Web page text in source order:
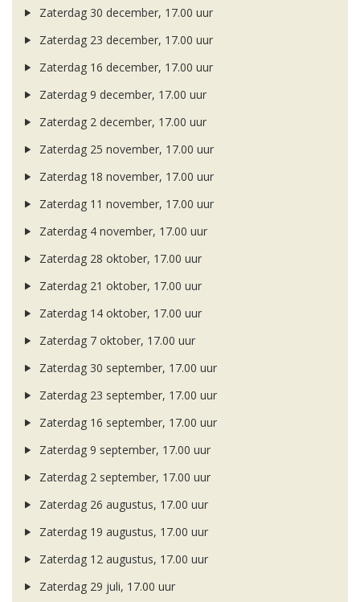
Zaterdag 30 december, 17.00 uur
Zaterdag 23 december, 17.00 uur
Zaterdag 16 december, 17.00 uur
Zaterdag 9 december, 17.00 uur
Zaterdag 2 december, 17.00 uur
Zaterdag 25 november, 17.00 uur
Zaterdag 18 november, 17.00 uur
Zaterdag 11 november, 17.00 uur
Zaterdag 4 november, 17.00 uur
Zaterdag 28 oktober, 17.00 uur
Zaterdag 21 oktober, 17.00 uur
Zaterdag 14 oktober, 17.00 uur
Zaterdag 7 oktober, 17.00 uur
Zaterdag 30 september, 17.00 uur
Zaterdag 23 september, 17.00 uur
Zaterdag 16 september, 17.00 uur
Zaterdag 9 september, 17.00 uur
Zaterdag 2 september, 17.00 uur
Zaterdag 26 augustus, 17.00 uur
Zaterdag 19 augustus, 17.00 uur
Zaterdag 12 augustus, 17.00 uur
Zaterdag 29 juli, 17.00 uur